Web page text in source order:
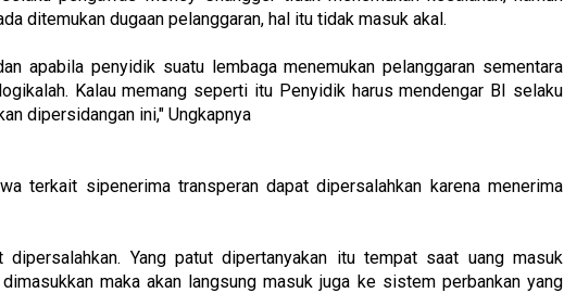
ditemukan dugaan pelanggaran, hal itu tidak masuk akal.
apabila penyidik suatu lembaga menemukan pelanggaran sementara
Kalau memang seperti itu Penyidik harus mendengar BI selaku
dipersidangan ini," Ungkapnya
terkait sipenerima transperan dapat dipersalahkan karena menerima
dipersalahkan. Yang patut dipertanyakan itu tempat saat uang masuk
maka akan langsung masuk juga ke sistem perbankan yang